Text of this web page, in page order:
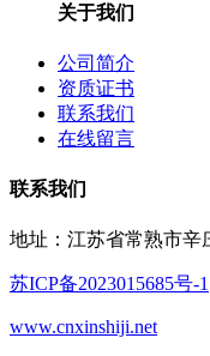
关于我们
公司简介
资质证书
联系我们
在线留言
联系我们
地址：江苏省常熟市辛
苏ICP备2023015685号-1
www.cnxinshiji.net